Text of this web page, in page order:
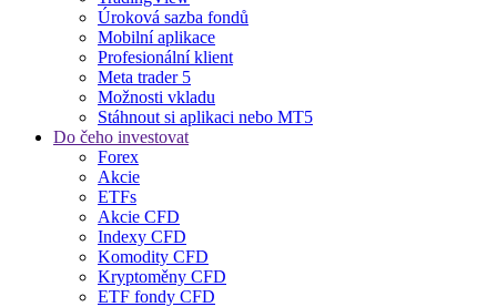
Úroková sazba fondů
Mobilní aplikace
Profesionální klient
Meta trader 5
Možnosti vkladu
Stáhnout si aplikaci nebo MT5
Do čeho investovat
Forex
Akcie
ETFs
Akcie CFD
Indexy CFD
Komodity CFD
Kryptoměny CFD
ETF fondy CFD